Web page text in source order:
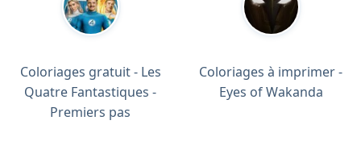
Coloriages gratuit - Les
Quatre Fantastiques -
Premiers pas
Coloriages à imprimer -
Eyes of Wakanda